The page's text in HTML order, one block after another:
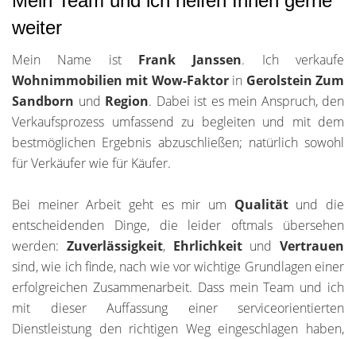
weiter
Mein Name ist Frank Janssen. Ich verkaufe
Wohnimmobilien mit Wow-Faktor in Gerolstein Zum
Sandborn und Region. Dabei ist es mein Anspruch, den
Verkaufsprozess umfassend zu begleiten und mit dem
bestmöglichen Ergebnis abzuschließen; natürlich sowohl
für Verkäufer wie für Käufer.
Bei meiner Arbeit geht es mir um Qualität und die
entscheidenden Dinge, die leider oftmals übersehen
werden: Zuverlässigkeit, Ehrlichkeit und Vertrauen
sind, wie ich finde, nach wie vor wichtige Grundlagen einer
erfolgreichen Zusammenarbeit. Dass mein Team und ich
mit dieser Auffassung einer serviceorientierten
Dienstleistung den richtigen Weg eingeschlagen haben,